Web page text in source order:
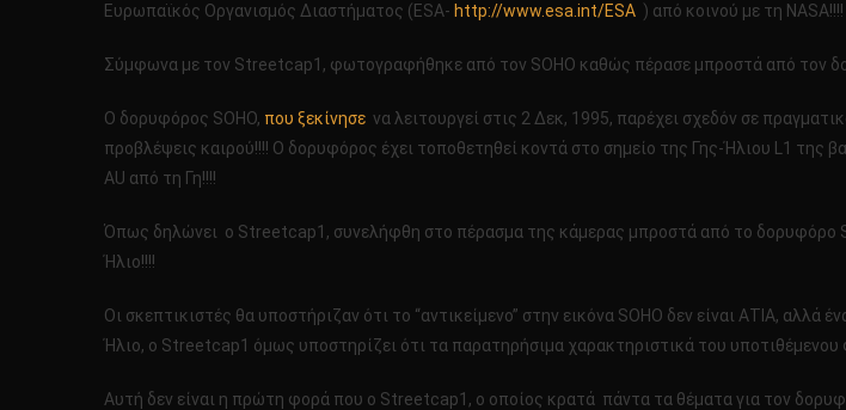
ΣΤΟΝ
Ευρωπαϊκός Οργανισμός Διαστήματος (ESA- http://www.esa.int/ESA ) από κοινού με τη NASA!!!!
Σύμφωνα με τον Streetcap1, φωτογραφήθηκε από τον SOHO καθώς πέρασε μπροστά από τον
Ο δορυφόρος SOHO, που ξεκίνησε να λειτουργεί στις 2 Δεκ, 1995, παρέχει σχεδόν σε
προβλέψεις καιρού!!!! Ο δορυφόρος έχει τοποθετηθεί κοντά στο σημείο της Γης-Ήλιου L1 της
AU από τη Γη!!!!
Όπως δηλώνει ο Streetcap1, συνελήφθη στο πέρασμα της κάμερας μπροστά από το δορυφόρο
Ήλιο!!!!
Οι σκεπτικιστές θα υποστήριζαν ότι το “αντικείμενο” στην εικόνα SOHO δεν είναι ΑΤΙΑ,
Ήλιο, ο Streetcap1 όμως υποστηρίζει ότι τα παρατηρήσιμα χαρακτηριστικά του υποτιθέμενου
Αυτή δεν είναι η πρώτη φορά που ο Streetcap1, ο οποίος κρατά πάντα τα θέματα για τον